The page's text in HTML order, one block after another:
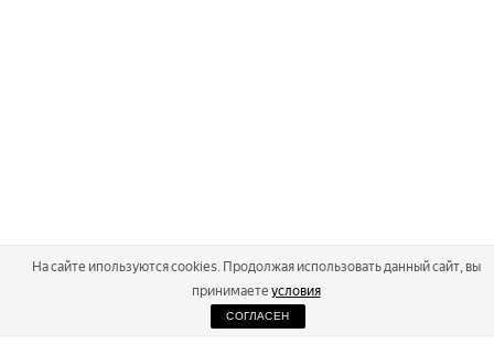
2026
На сайте ипользуются cookies. Продолжая использовать данный сайт, вы
принимаете условия
СОГЛАСЕН